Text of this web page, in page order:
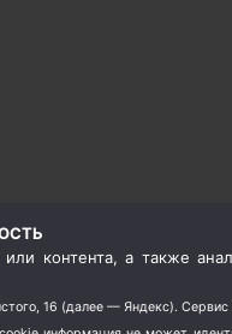
контента, а также
16 (далее — Яндекс).